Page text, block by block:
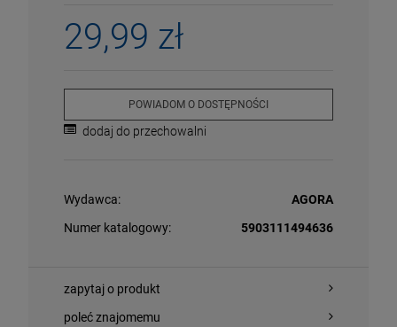
29,99 zł
POWIADOM O DOSTĘPNOŚCI
dodaj do przechowalni
Wydawca:
AGORA
Numer katalogowy:
5903111494636
zapytaj o produkt
poleć znajomemu